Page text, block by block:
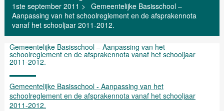
1ste september 2011 > Gemeentelijke Basisschool –
Aanpassing van het schoolreglement en de afsprakennota
vanaf het schooljaar 2011-2012.
Gemeentelijke Basisschool – Aanpassing van het
schoolreglement en de afsprakennota vanaf het schooljaar
2011-2012.
Gemeentelijke Basisschool - Aanpassing van het
schoolreglement en de afsprakennota vanaf het schooljaar
2011-2012.